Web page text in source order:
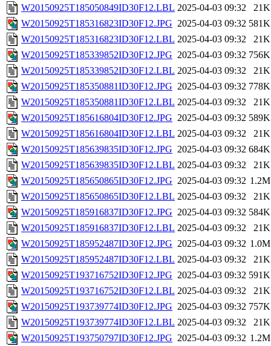
W20150925T185050849ID30F12.LBL 2025-04-03 09:32
21K
W20150925T185316823ID30F12.JPG 2025-04-03 09:32 581K
W20150925T185316823ID30F12.LBL 2025-04-03 09:32
21K
W20150925T185339852ID30F12.JPG 2025-04-03 09:32 756K
W20150925T185339852ID30F12.LBL 2025-04-03 09:32
21K
W20150925T185350881ID30F12.JPG 2025-04-03 09:32 778K
W20150925T185350881ID30F12.LBL 2025-04-03 09:32
21K
W20150925T185616804ID30F12.JPG 2025-04-03 09:32 589K
W20150925T185616804ID30F12.LBL 2025-04-03 09:32
21K
W20150925T185639835ID30F12.JPG 2025-04-03 09:32 684K
W20150925T185639835ID30F12.LBL 2025-04-03 09:32
21K
W20150925T185650865ID30F12.JPG 2025-04-03 09:32 1.2M
W20150925T185650865ID30F12.LBL 2025-04-03 09:32
21K
W20150925T185916837ID30F12.JPG 2025-04-03 09:32 584K
W20150925T185916837ID30F12.LBL 2025-04-03 09:32
21K
W20150925T185952487ID30F12.JPG 2025-04-03 09:32 1.0M
W20150925T185952487ID30F12.LBL 2025-04-03 09:32
21K
W20150925T193716752ID30F12.JPG 2025-04-03 09:32 591K
W20150925T193716752ID30F12.LBL 2025-04-03 09:32
21K
W20150925T193739774ID30F12.JPG 2025-04-03 09:32 757K
W20150925T193739774ID30F12.LBL 2025-04-03 09:32
21K
W20150925T193750797ID30F12.JPG 2025-04-03 09:32 1.2M